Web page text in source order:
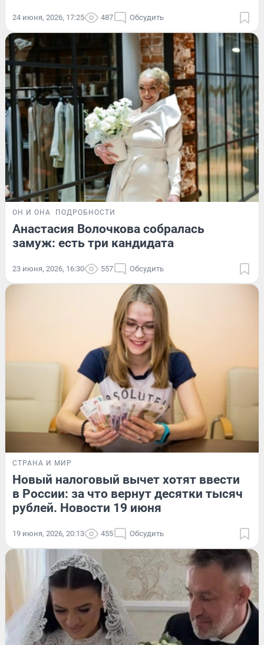
24 июня, 2026, 17:25 487 Обсудить
ОН И ОНА ПОДРОБНОСТИ
Анастасия Волочкова собралась
замуж: есть три кандидата
23 июня, 2026, 16:30 557 Обсудить
СТРАНА И МИР
Новый налоговый вычет хотят ввести
в России: за что вернут десятки тысяч
рублей. Новости 19 июня
19 июня, 2026, 20:13 455 Обсудить